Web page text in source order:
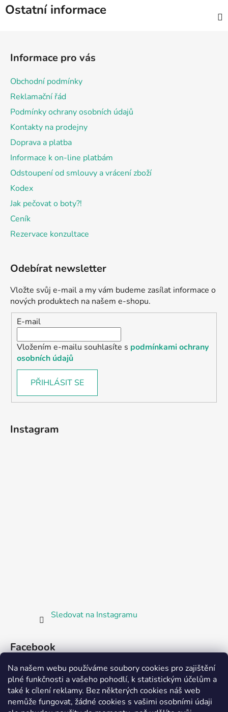
Na našem webu používáme soubory cookies pro zajištění
plné funkčnosti a vašeho pohodlí, k statistickým účelům a
také k cílení reklamy. Bez některých cookies náš web
nemůže fungovat, žádné cookies s vašimi osobními údaji
Ostatní informace
Informace pro vás
Obchodní podmínky
Reklamační řád
Podmínky ochrany osobních údajů
Kontakty na prodejny
Doprava a platba
Informace k on-line platbám
Odstoupení od smlouvy a vrácení zboží
Kodex
Jak pečovat o boty?!
Ceník
Rezervace konzultace
Odebírat newsletter
Vložte svůj e-mail a my vám budeme zasílat informace o
nových produktech na našem e-shopu.
E-mail
Vložením e-mailu souhlasíte s podmínkami ochrany
osobních údajů
PŘIHLÁSIT SE
Instagram
Sledovat na Instagramu
Facebook